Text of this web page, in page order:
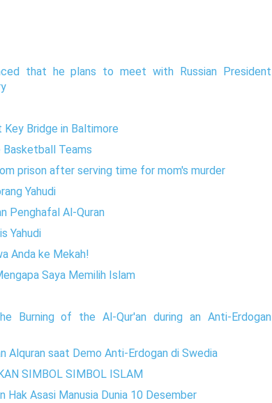
that he plans to meet with Russian President
Bridge in Baltimore
Teams
prison after serving time for mom's murder
Yahudi
Penghafal Al-Quran
Yahudi
Anda ke Mekah!
Saya Memilih Islam
Burning of the Al-Qur'an during an Anti-Erdogan
Alquran saat Demo Anti-Erdogan di Swedia
SIMBOL SIMBOL ISLAM
Asasi Manusia Dunia 10 Desember